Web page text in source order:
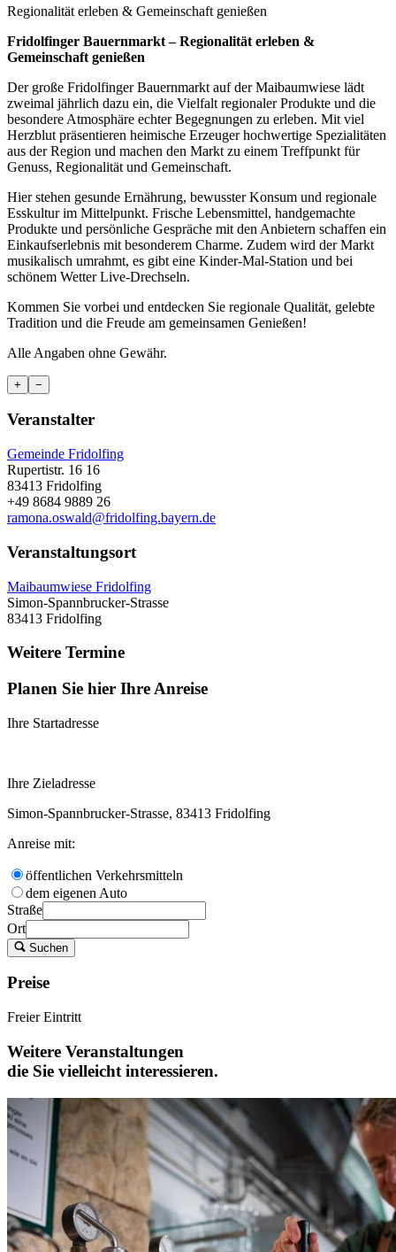
Regionalität erleben & Gemeinschaft genießen
Fridolfinger Bauernmarkt – Regionalität erleben &
Gemeinschaft genießen
Der große Fridolfinger Bauernmarkt auf der Maibaumwiese lädt
zweimal jährlich dazu ein, die Vielfalt regionaler Produkte und die
besondere Atmosphäre echter Begegnungen zu erleben. Mit viel
Herzblut präsentieren heimische Erzeuger hochwertige Spezialitäten
aus der Region und machen den Markt zu einem Treffpunkt für
Genuss, Regionalität und Gemeinschaft.
Hier stehen gesunde Ernährung, bewusster Konsum und regionale
Esskultur im Mittelpunkt. Frische Lebensmittel, handgemachte
Produkte und persönliche Gespräche mit den Anbietern schaffen ein
Einkaufserlebnis mit besonderem Charme. Zudem wird der Markt
musikalisch umrahmt, es gibt eine Kinder-Mal-Station und bei
schönem Wetter Live-Drechseln.
Kommen Sie vorbei und entdecken Sie regionale Qualität, gelebte
Tradition und die Freude am gemeinsamen Genießen!
Alle Angaben ohne Gewähr.
+ −
Veranstalter
Gemeinde Fridolfing
Rupertistr. 16 16
83413 Fridolfing
+49 8684 9889 26
ramona.oswald@fridolfing.bayern.de
Veranstaltungsort
Maibaumwiese Fridolfing
Simon-Spannbrucker-Strasse
83413 Fridolfing
Weitere Termine
Planen Sie hier Ihre Anreise
Ihre Startadresse
Ihre Zieladresse
Simon-Spannbrucker-Strasse, 83413 Fridolfing
Anreise mit:
öffentlichen Verkehrsmitteln
dem eigenen Auto
Straße
Ort
Suchen
Preise
Freier Eintritt
Weitere Veranstaltungen
die Sie vielleicht interessieren.